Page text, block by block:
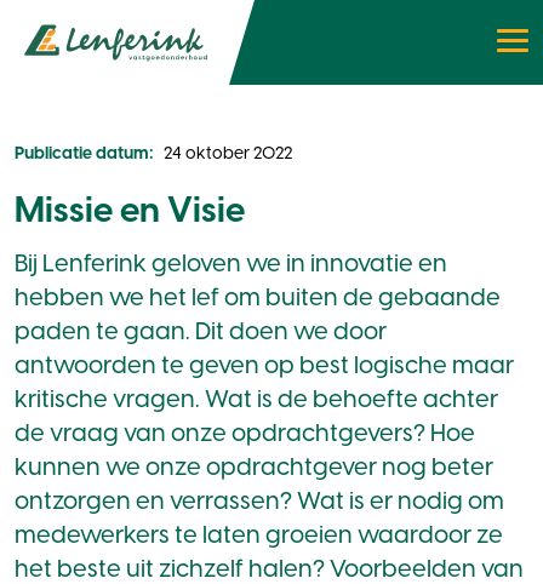
Publicatie datum: 24 oktober 2022
Missie en Visie
Bij Lenferink geloven we in innovatie en
hebben we het lef om buiten de gebaande
paden te gaan. Dit doen we door
antwoorden te geven op best logische maar
kritische vragen. Wat is de behoefte achter
de vraag van onze opdrachtgevers? Hoe
kunnen we onze opdrachtgever nog beter
ontzorgen en verrassen? Wat is er nodig om
medewerkers te laten groeien waardoor ze
het beste uit zichzelf halen? Voorbeelden van